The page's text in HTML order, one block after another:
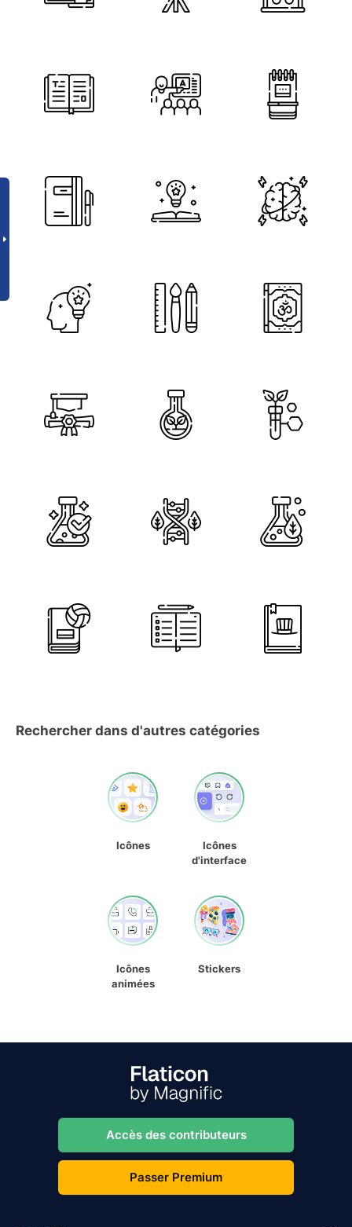
Rechercher dans d'autres catégories
Icônes
Icônes
d'interface
Icônes
animées
Stickers
Accès des contributeurs
Passer Premium